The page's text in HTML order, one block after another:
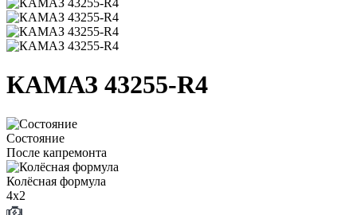
КАМАЗ 43255-R4
Состояние
После капремонта
Колёсная формула
4х2